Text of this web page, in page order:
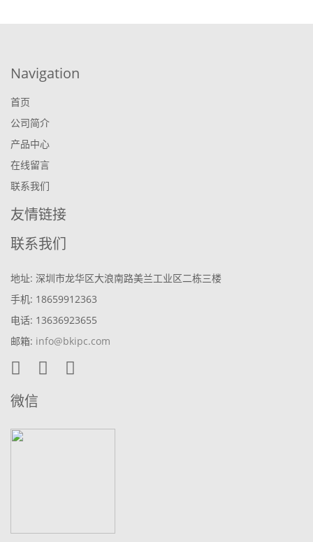
Navigation
首页
公司简介
产品中心
在线留言
联系我们
友情链接
联系我们
地址: 深圳市龙华区大浪南路美兰工业区二栋三楼
手机: 18659912363
电话: 13636923655
邮箱: info@bkipc.com
微信